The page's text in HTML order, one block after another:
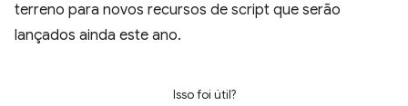
terreno para novos recursos de script que serão
lançados ainda este ano.
Isso foi útil?